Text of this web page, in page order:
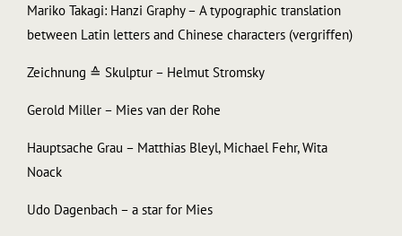
Mariko Takagi: Hanzi Graphy – A typographic translation
between Latin letters and Chinese characters (vergriffen)
Zeichnung ≙ Skulptur – Helmut Stromsky
Gerold Miller – Mies van der Rohe
Hauptsache Grau – Matthias Bleyl, Michael Fehr, Wita
Noack
Udo Dagenbach – a star for Mies